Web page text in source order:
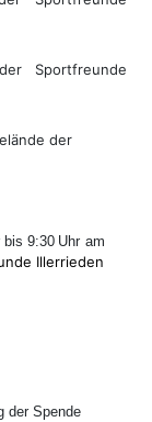
Sportfreunde
der
bis 9:30 Uhr am
Illerrieden
der Spende